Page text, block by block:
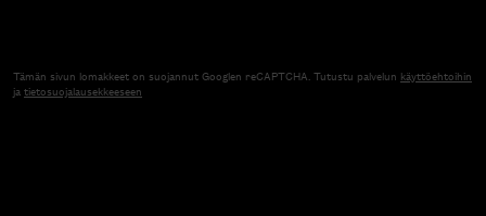
Tämän sivun lomakkeet on suojannut Googlen reCAPTCHA. Tutustu palvelun käyttöehtoihin
jatietosuojalausekkeeseen